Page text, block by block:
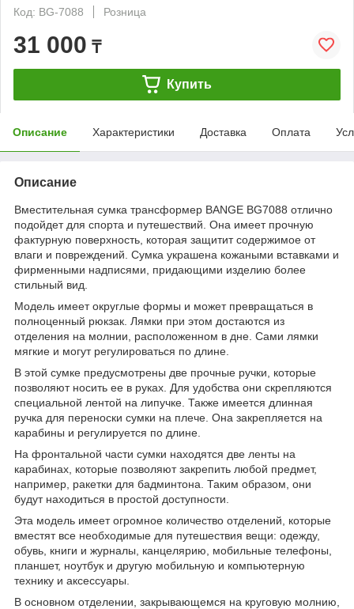
Код: BG-7088
Розница
31 000 ₸
Купить
Описание Характеристики Доставка Оплата
Описание
Вместительная сумка трансформер BANGE BG7088 отлично
подойдет для спорта и путешествий. Она имеет прочную
фактурную поверхность, которая защитит содержимое от
влаги и повреждений. Сумка украшена кожаными вставками и
фирменными надписями, придающими изделию более
стильный вид.
Модель имеет округлые формы и может превращаться в
полноценный рюкзак. Лямки при этом достаются из
отделения на молнии, расположенном в дне. Сами лямки
мягкие и могут регулироваться по длине.
В этой сумке предусмотрены две прочные ручки, которые
позволяют носить ее в руках. Для удобства они скрепляются
специальной лентой на липучке. Также имеется длинная
ручка для переноски сумки на плече. Она закрепляется на
карабины и регулируется по длине.
На фронтальной части сумки находятся две ленты на
карабинах, которые позволяют закрепить любой предмет,
например, ракетки для бадминтона. Таким образом, они
будут находиться в простой доступности.
Эта модель имеет огромное количество отделений, которые
вместят все необходимые для путешествия вещи: одежду,
обувь, книги и журналы, канцелярию, мобильные телефоны,
планшет, ноутбук и другую мобильную и компьютерную
технику и аксессуары.
В основном отделении, закрывающемся на круговую молнию,